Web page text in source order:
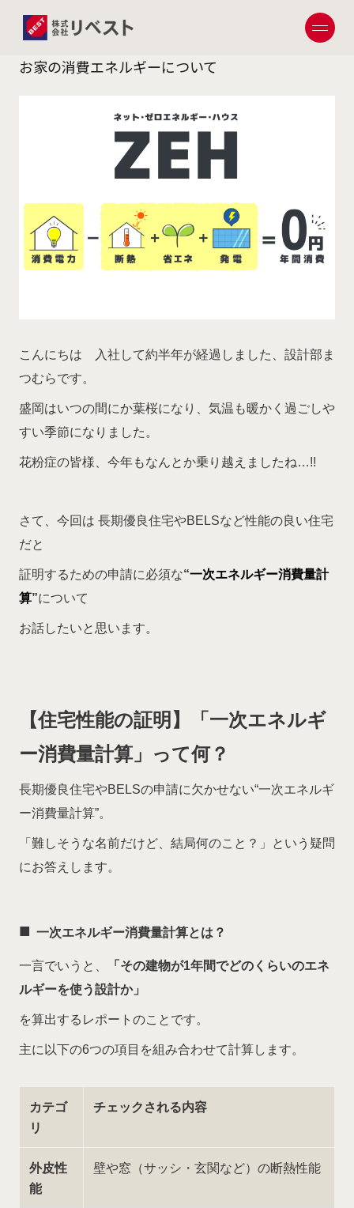
投稿日 2026.04.20 設計部
お家の消費エネルギーについて
こんにちは 入社して約半年が経過しました、設計部ま
つむらです。
盛岡はいつの間にか葉桜になり、気温も暖かく過ごしや
すい季節になりました。
花粉症の皆様、今年もなんとか乗り越えましたね…!!
さて、今回は 長期優良住宅やBELSなど性能の良い住宅
だと
証明するための申請に必須な“一次エネルギー消費量計
算”について
お話したいと思います。
【住宅性能の証明】「一次エネルギ
ー消費量計算」って何？
長期優良住宅やBELSの申請に欠かせない“一次エネルギ
ー消費量計算”。
「難しそうな名前だけど、結局何のこと？」という疑問
にお答えします。
■ 一次エネルギー消費量計算とは？
一言でいうと、
「その建物が1年間でどのくらいのエネ
ルギーを使う設計か」
を算出するレポートのことです。
主に以下の6つの項目を組み合わせて計算します。
カテゴ
リ
チェックされる内容
外皮性
能
壁や窓（サッシ・玄関など）の断熱性能